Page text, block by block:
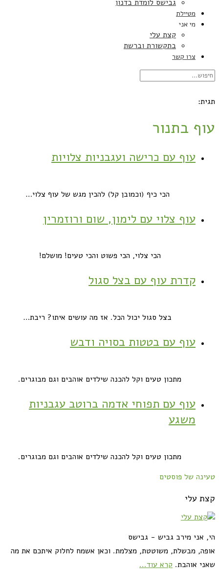
גבישס לומדת בדנון
מטיילת
מי אני
קצת עלי
בתקשורת וברשת
צרו קשר
תגית:
עוף בתנור
עוף עם כרישה ועגבניות צלויות
הכי כיף (וכמובן קל) להכין מגש של עוף צלוי…
עוף צלוי עם לימון, שום ורוזמרין
הכי צלוי, הכי פשוט והכי טעים! מושלם!
קדרת עוף עם בצל סגול
בצל סגול יכול הכל. אז מה עושים איתו? ריבת…
עוף עם בטטות בסויה ודבש
מתכון טעים וקל להכנה שילדים אוהבים וגם מבוגרים.
עוף עם תפוחי אדמה ברוטב עגבניות
משגע
מתכון טעים וקל להכנה שילדים אוהבים וגם מבוגרים.
טעינה של פוסטים
קצת עלי
הי, אני מירב גביש - גבישס
אופה, מבשלת, משוטטת, מצלמת. וכאן אשמח לחלוק איתכם את מה
שאני אוהבת. קרא עוד...